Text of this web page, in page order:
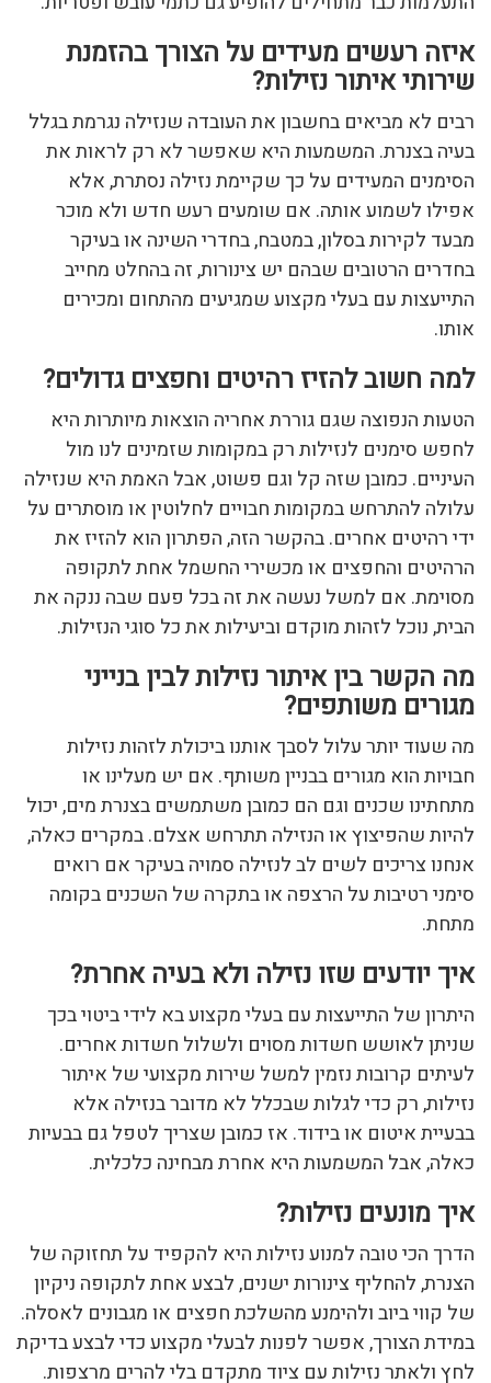
איזה רעשים מעידים על הצורך בהזמנת
שירותי איתור נזילות?
רבים לא מביאים בחשבון את העובדה שנזילה נגרמת בגלל
בעיה בצנרת. המשמעות היא שאפשר לא רק לראות את
הסימנים המעידים על כך שקיימת נזילה נסתרת, אלא
אפילו לשמוע אותה. אם שומעים רעש חדש ולא מוכר
מבעד לקירות בסלון, במטבח, בחדרי השינה או בעיקר
בחדרים הרטובים שבהם יש צינורות, זה בהחלט מחייב
התייעצות עם בעלי מקצוע שמגיעים מהתחום ומכירים
אותו.
למה חשוב להזיז רהיטים וחפצים גדולים?
הטעות הנפוצה שגם גוררת אחריה הוצאות מיותרות היא
לחפש סימנים לנזילות רק במקומות שזמינים לנו מול
העיניים. כמובן שזה קל וגם פשוט, אבל האמת היא שנזילה
עלולה להתרחש במקומות חבויים לחלוטין או מוסתרים על
ידי רהיטים אחרים. בהקשר הזה, הפתרון הוא להזיז את
הרהיטים והחפצים או מכשירי החשמל אחת לתקופה
מסוימת. אם למשל נעשה את זה בכל פעם שבה ננקה את
הבית, נוכל לזהות מוקדם וביעילות את כל סוגי הנזילות.
מה הקשר בין איתור נזילות לבין בנייני
מגורים משותפים?
מה שעוד יותר עלול לסבך אותנו ביכולת לזהות נזילות
חבויות הוא מגורים בבניין משותף. אם יש מעלינו או
מתחתינו שכנים וגם הם כמובן משתמשים בצנרת מים, יכול
להיות שהפיצוץ או הנזילה תתרחש אצלם. במקרים כאלה,
אנחנו צריכים לשים לב לנזילה סמויה בעיקר אם רואים
סימני רטיבות על הרצפה או בתקרה של השכנים בקומה
מתחת.
איך יודעים שזו נזילה ולא בעיה אחרת?
היתרון של התייעצות עם בעלי מקצוע בא לידי ביטוי בכך
שניתן לאושש חשדות מסוים ולשלול חשדות אחרים.
לעיתים קרובות נזמין למשל שירות מקצועי של איתור
נזילות, רק כדי לגלות שבכלל לא מדובר בנזילה אלא
בבעיית איטום או בידוד. אז כמובן שצריך לטפל גם בבעיות
כאלה, אבל המשמעות היא אחרת מבחינה כלכלית.
איך מונעים נזילות?
הדרך הכי טובה למנוע נזילות היא להקפיד על תחזוקה של
הצנרת, להחליף צינורות ישנים, לבצע אחת לתקופה ניקיון
של קווי ביוב ולהימנע מהשלכת חפצים או מגבונים לאסלה.
במידת הצורך, אפשר לפנות לבעלי מקצוע כדי לבצע בדיקת
לחץ ולאתר נזילות עם ציוד מתקדם בלי להרים מרצפות.